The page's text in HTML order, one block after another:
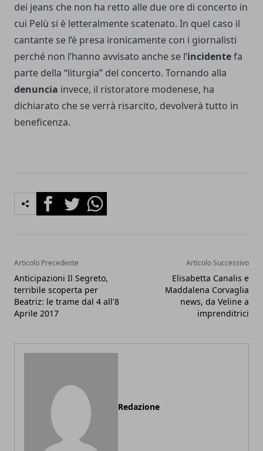
dei jeans che non ha retto alle due ore di concerto in
cui Pelù si è letteralmente scatenato. In quel caso il
cantante se l’è presa ironicamente con i giornalisti
perché non l’hanno avvisato anche se l’incidentefa
parte della “liturgia” del concerto. Tornando alla
denuncia invece, il ristoratore modenese, ha
dichiarato che se verrà risarcito, devolverà tutto in
beneficenza.
FacebookTwitterWhatsapp
Articolo Precedente
Anticipazioni Il Segreto,
terribile scoperta per
Beatriz: le trame dal 4 all'8
Aprile 2017
Articolo Successivo
Elisabetta Canalis e
Maddalena Corvaglia
news, da Veline a
imprenditrici
Redazione